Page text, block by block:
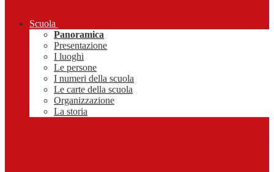
Scuola
Panoramica
Presentazione
I luoghi
Le persone
I numeri della scuola
Le carte della scuola
Organizzazione
La storia